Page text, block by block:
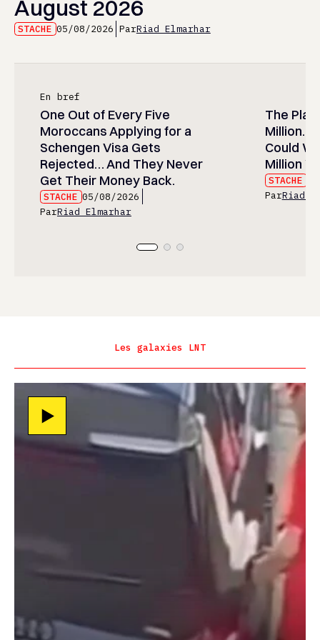
August 2026
STACHE 05/08/2026 ParRiad Elmarhar
En bref
One Out of Every Five
Moroccans Applying for a
Schengen Visa Gets
Rejected… And They Never
Get Their Money Back.
STACHE 05/08/2026
ParRiad Elmarhar
The
Million…
Could
Million
STACHE
ParRiad
Les galaxies LNT